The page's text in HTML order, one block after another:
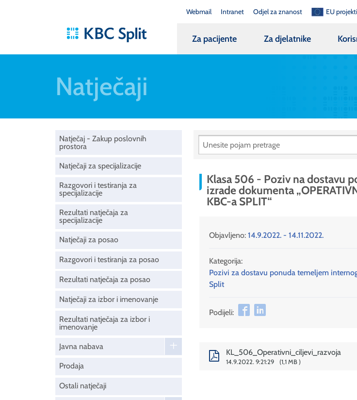
Webmail Intranet Odjel za znanost EU projekti
Za pacijente Za djelatnike
Natječaji
Natječaj - Zakup poslovnih
prostora
Natječaji za specijalizacije
Razgovori i testiranja za
specijalizacije
Rezultati natječaja za
specijalizacije
Natječaji za posao
Razgovori i testiranja za posao
Rezultati natječaja za posao
Natječaji za izbor i imenovanje
Rezultati natječaja za izbor i
imenovanje
Javna nabava
Prodaja
Ostali natječaji
Klasa 506 - Poziv na dostavu
izrade dokumenta
KBC-a SPLIT“
Objavljeno: 14.9.2022. - 14.11.2022.
Kategorija:
Pozivi za dostavu ponuda temeljem
Split
Podijeli:
KL_506_Operativni_ciljevi_razvoja
14.9.2022. 9:21:29 1,1 MB